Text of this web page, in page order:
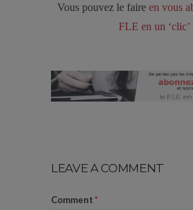
Vous pouvez le faire en vous
FLE en un ‘clic’
LEAVE A COMMENT
Comment*